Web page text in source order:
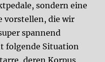
sondern eine
vorstellen, die wir
spannend
folgende Situation